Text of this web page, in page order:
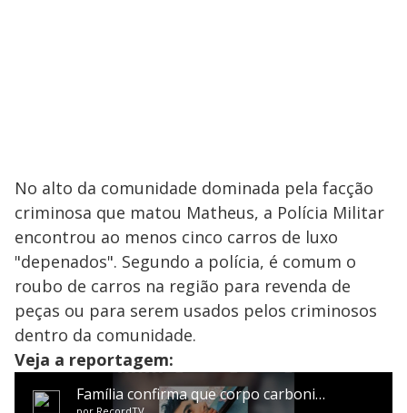
No alto da comunidade dominada pela facção
criminosa que matou Matheus, a Polícia Militar
encontrou ao menos cinco carros de luxo
"depenados". Segundo a polícia, é comum o
roubo de carros na região para revenda de
peças ou para serem usados pelos criminosos
dentro da comunidade.
Veja a reportagem: